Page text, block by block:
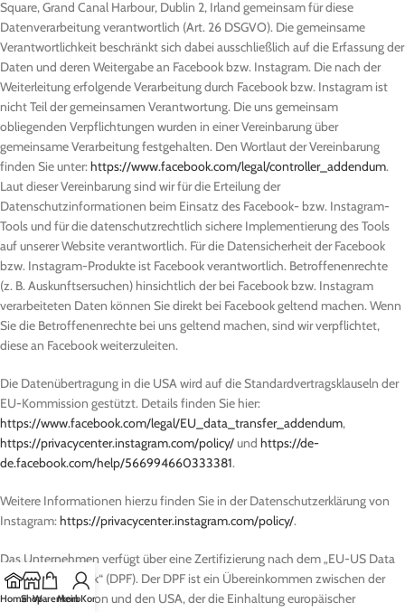
Square, Grand Canal Harbour, Dublin 2, Irland gemeinsam für diese
Datenverarbeitung verantwortlich (Art. 26 DSGVO). Die gemeinsame
Verantwortlichkeit beschränkt sich dabei ausschließlich auf die Erfassung der
Daten und deren Weitergabe an Facebook bzw. Instagram. Die nach der
Weiterleitung erfolgende Verarbeitung durch Facebook bzw. Instagram ist
nicht Teil der gemeinsamen Verantwortung. Die uns gemeinsam
obliegenden Verpflichtungen wurden in einer Vereinbarung über
gemeinsame Verarbeitung festgehalten. Den Wortlaut der Vereinbarung
finden Sie unter:https://www.facebook.com/legal/controller_addendum.
Laut dieser Vereinbarung sind wir für die Erteilung der
Datenschutzinformationen beim Einsatz des Facebook- bzw. Instagram-
Tools und für die datenschutzrechtlich sichere Implementierung des Tools
auf unserer Website verantwortlich. Für die Datensicherheit der Facebook
bzw. Instagram-Produkte ist Facebook verantwortlich. Betroffenenrechte
(z. B. Auskunftsersuchen) hinsichtlich der bei Facebook bzw. Instagram
verarbeiteten Daten können Sie direkt bei Facebook geltend machen. Wenn
Sie die Betroffenenrechte bei uns geltend machen, sind wir verpflichtet,
diese an Facebook weiterzuleiten.
Die Datenübertragung in die USA wird auf die Standardvertragsklauseln der
EU-Kommission gestützt. Details finden Sie hier:
https://www.facebook.com/legal/EU_data_transfer_addendum,
https://privacycenter.instagram.com/policy/und https://de-
de.facebook.com/help/566994660333381.
Weitere Informationen hierzu finden Sie in der Datenschutzerklärung von
Instagram:https://privacycenter.instagram.com/policy/.
Das Unternehmen verfügt über eine Zertifizierung nach dem „EU-US Data
Privacy Framework“ (DPF). Der DPF ist ein Übereinkommen zwischen der
Europäischen Union und den USA, der die Einhaltung europäischer
HomeShopWarenkorbMein Konto